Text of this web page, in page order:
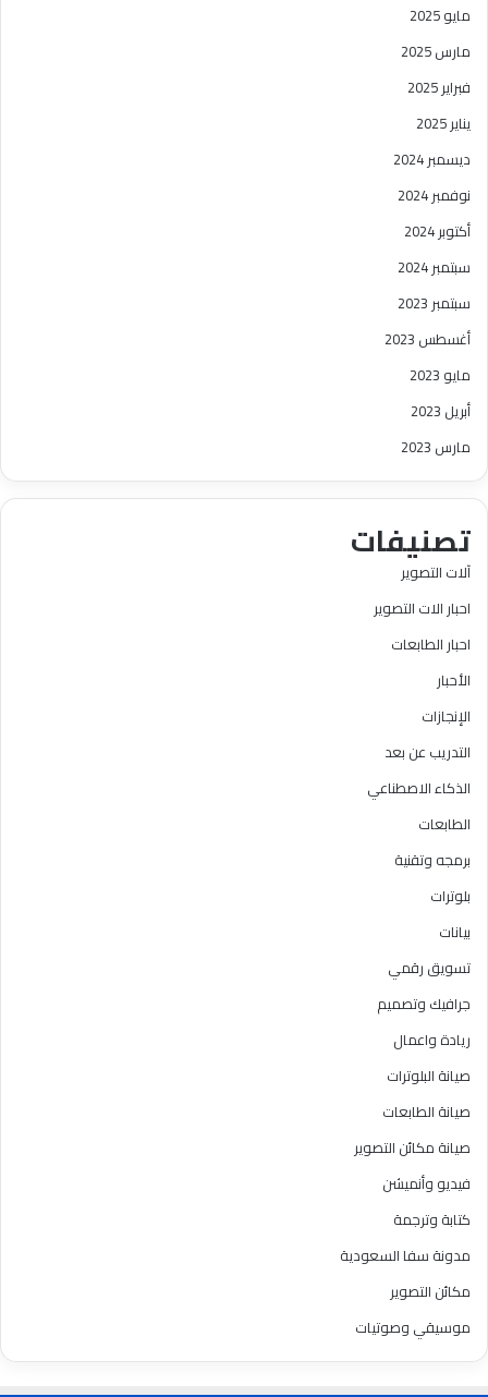
مايو 2025
مارس 2025
فبراير 2025
يناير 2025
ديسمبر 2024
نوفمبر 2024
أكتوبر 2024
سبتمبر 2024
سبتمبر 2023
أغسطس 2023
مايو 2023
أبريل 2023
مارس 2023
تصنيفات
آلات التصوير
احبار الات التصوير
احبار الطابعات
الأحبار
الإنجازات
التدريب عن بعد
الذكاء الاصطناعي
الطابعات
برمجه وتقنية
بلوترات
بيانات
تسويق رقمي
جرافيك وتصميم
ريادة واعمال
صيانة البلوترات
صيانة الطابعات
صيانة مكائن التصوير
فيديو وأنميشن
كتابة وترجمة
مدونة سفا السعودية
مكائن التصوير
موسيقي وصوتيات